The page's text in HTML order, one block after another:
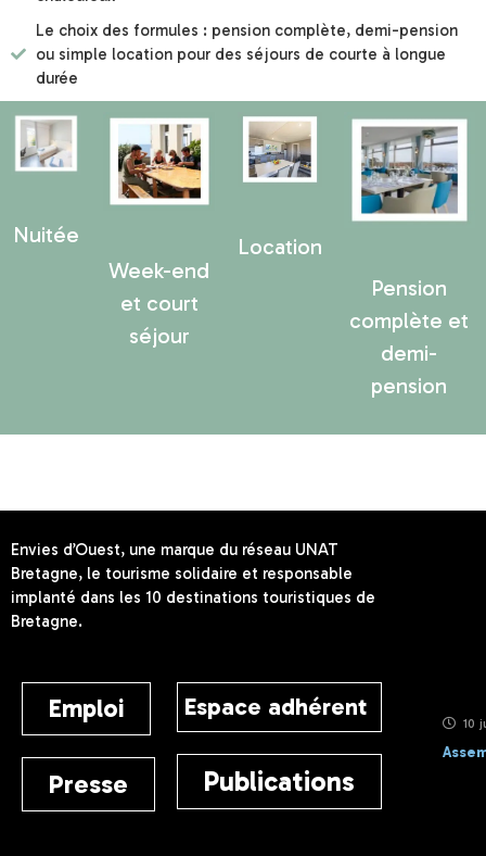
Le choix des formules : pension complète, demi-pension
ou simple location pour des séjours de courte à longue
durée
Nuitée
Week-end
et court
séjour
Location
Pension
complète et
demi-
pension
Envies d’Ouest, une marque du réseau UNAT
Bretagne, le tourisme solidaire et responsable
implanté dans les 10 destinations touristiques de
Bretagne.
Emploi
Presse
Espace adhérent
Publications
10